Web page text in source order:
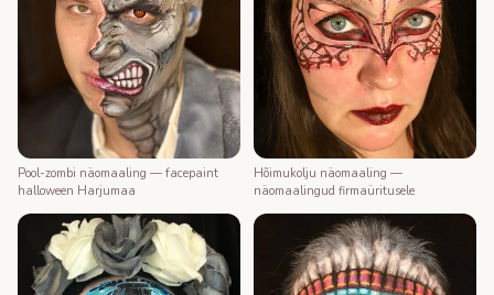
Pool-zombi näomaaling — facepaint
halloween Harjumaa
Hõimukolju näomaaling —
näomaalingud firmaüritusele